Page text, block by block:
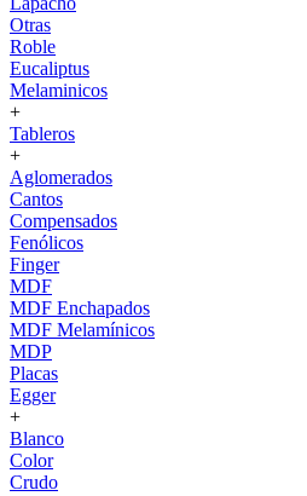
Otras
Roble
Eucaliptus
Melaminicos
+
Tableros
+
Aglomerados
Cantos
Compensados
Fenólicos
Finger
MDF
MDF Enchapados
MDF Melamínicos
MDP
Placas
Egger
+
Blanco
Color
Crudo